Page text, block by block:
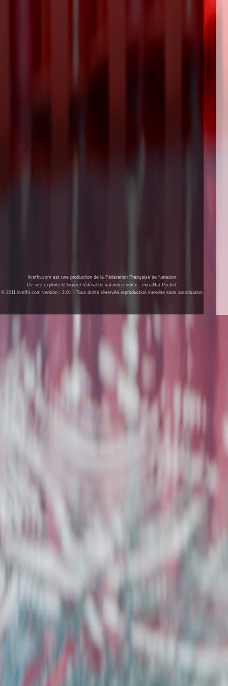
liveffn.com est une production de la Fédération Française de Natation
Ce site exploite le logiciel fédéral de natation course : extraNat-Pocket
© 2011 liveffn.com version : 2.01 - Tous droits réservés reproduction interdite sans autorisation